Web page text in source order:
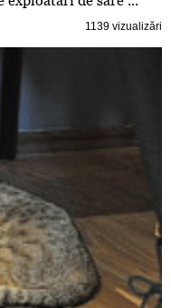
1139 vizualizări